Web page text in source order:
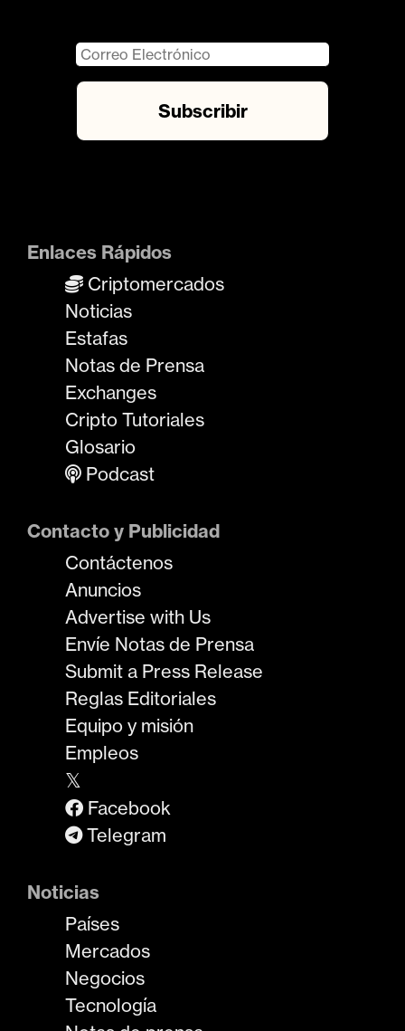
Enlaces Rápidos
Criptomercados
Noticias
Estafas
Notas de Prensa
Exchanges
Cripto Tutoriales
Glosario
Podcast
Contacto y Publicidad
Contáctenos
Anuncios
Advertise with Us
Envíe Notas de Prensa
Submit a Press Release
Reglas Editoriales
Equipo y misión
Empleos
𝕏
Facebook
Telegram
Noticias
Países
Mercados
Negocios
Tecnología